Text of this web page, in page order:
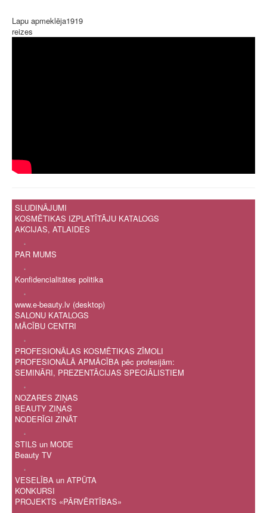
Lapu apmeklēja1919
reizes
SLUDINĀJUMI
KOSMĒTIKAS IZPLATĪTĀJU KATALOGS
AKCIJAS, ATLAIDES
.
PAR MUMS
.
Konfidencialitātes politika
.
www.e-beauty.lv (desktop)
SALONU KATALOGS
MĀCĪBU CENTRI
.
PROFESIONĀLAS KOSMĒTIKAS ZĪMOLI
PROFESIONĀLĀ APMĀCĪBA pēc profesijām:
SEMINĀRI, PREZENTĀCIJAS SPECIĀLISTIEM
.
NOZARES ZIŅAS
BEAUTY ZIŅAS
NODERĪGI ZINĀT
.
STILS un MODE
Beauty TV
.
VESELĪBA un ATPŪTA
KONKURSI
PROJEKTS «PĀRVĒRTĪBAS»